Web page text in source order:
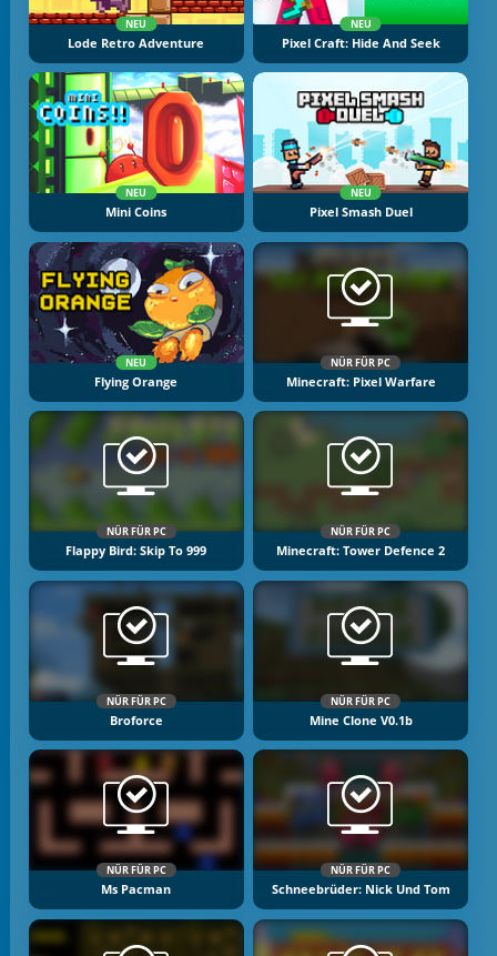
NEU
Lode Retro Adventure
NEU
Pixel Craft: Hide And Seek
NEU
Mini Coins
NEU
Pixel Smash Duel
NEU
Flying Orange
NÜR FÜR PC
Minecraft: Pixel Warfare
NÜR FÜR PC
Flappy Bird: Skip To 999
NÜR FÜR PC
Minecraft: Tower Defence 2
NÜR FÜR PC
Broforce
NÜR FÜR PC
Mine Clone V0.1b
NÜR FÜR PC
Ms Pacman
NÜR FÜR PC
Schneebrüder: Nick Und Tom